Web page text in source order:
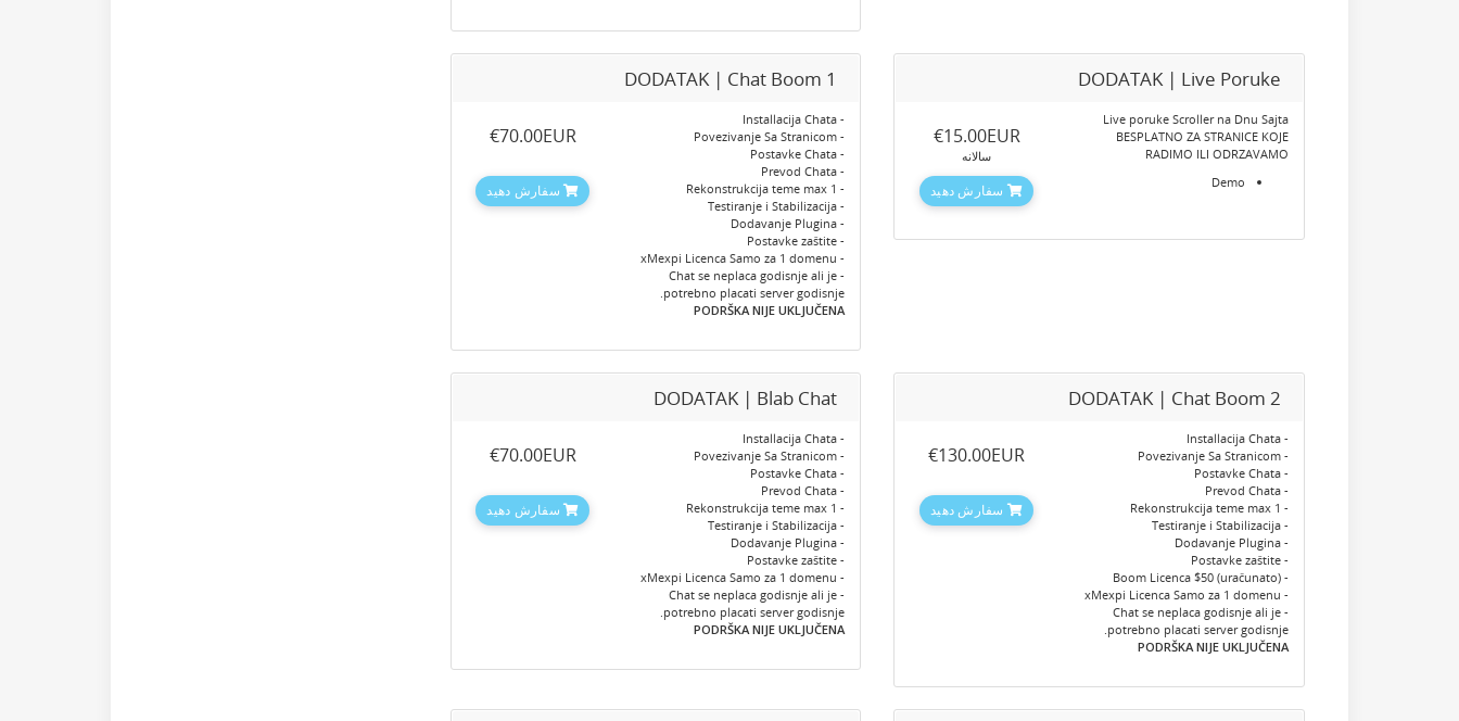
DODATAK | Live Poruke
Live poruke Scroller na Dnu Sajta
BESPLATNO ZA STRANICE KOJE
RADIMO ILI ODRZAVAMO
Demo
‎€15.00EUR
سالانه
سفارش دهید
DODATAK | Chat Boom 1
- Installacija Chata
- Povezivanje Sa Stranicom
- Postavke Chata
- Prevod Chata
- Rekonstrukcija teme max 1
- Testiranje i Stabilizacija
- Dodavanje Plugina
- Postavke zaštite
- xMexpi Licenca Samo za 1 domenu
- Chat se neplaca godisnje ali je
potrebno placati server godisnje.
PODRŠKA NIJE UKLJUČENA
‎€70.00EUR
سفارش دهید
DODATAK | Chat Boom 2
- Installacija Chata
- Povezivanje Sa Stranicom
- Postavke Chata
- Prevod Chata
- Rekonstrukcija teme max 1
- Testiranje i Stabilizacija
- Dodavanje Plugina
- Postavke zaštite
- Boom Licenca $50 (uračunato)
- xMexpi Licenca Samo za 1 domenu
- Chat se neplaca godisnje ali je
potrebno placati server godisnje.
PODRŠKA NIJE UKLJUČENA
‎€130.00EUR
سفارش دهید
DODATAK | Blab Chat
- Installacija Chata
- Povezivanje Sa Stranicom
- Postavke Chata
- Prevod Chata
- Rekonstrukcija teme max 1
- Testiranje i Stabilizacija
- Dodavanje Plugina
- Postavke zaštite
- xMexpi Licenca Samo za 1 domenu
- Chat se neplaca godisnje ali je
potrebno placati server godisnje.
PODRŠKA NIJE UKLJUČENA
‎€70.00EUR
سفارش دهید